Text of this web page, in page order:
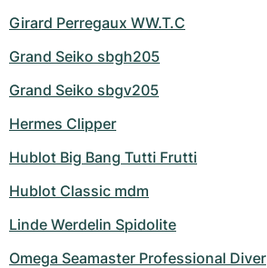
Girard Perregaux WW.T.C
Grand Seiko sbgh205
Grand Seiko sbgv205
Hermes Clipper
Hublot Big Bang Tutti Frutti
Hublot Classic mdm
Linde Werdelin Spidolite
Omega Seamaster Professional Diver